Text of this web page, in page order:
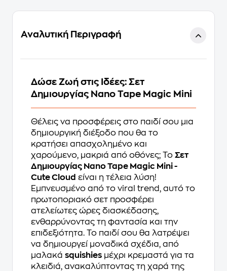
Αναλυτική Περιγραφή
Δώσε Ζωή στις Ιδέες: Σετ
Δημιουργίας Nano Tape Magic Mini
Θέλεις να προσφέρεις στο παιδί σου μια
δημιουργική διέξοδο που θα το
κρατήσει απασχολημένο και
χαρούμενο, μακριά από οθόνες; Το Σετ
Δημιουργίας Nano Tape Magic Mini -
Cute Cloud είναι η τέλεια λύση!
Εμπνευσμένο από το viral trend, αυτό το
πρωτοποριακό σετ προσφέρει
ατελείωτες ώρες διασκέδασης,
ενθαρρύνοντας τη φαντασία και την
επιδεξιότητα. Το παιδί σου θα λατρέψει
να δημιουργεί μοναδικά σχέδια, από
μαλακά squishies μέχρι κρεμαστά για τα
κλειδιά, ανακαλύπτοντας τη χαρά της